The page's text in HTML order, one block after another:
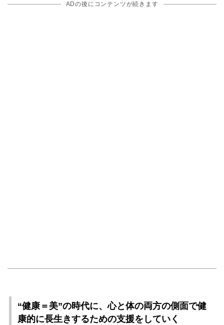
ADの後にコンテンツが続きます
“健康＝美”の時代に、心と体の両方の側面で健
康的に長生きするための支援をしていく